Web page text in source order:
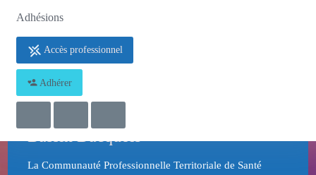
Adhésions
Accès professionnel
Adhérer
La Communauté Professionnelle Territoriale de Santé